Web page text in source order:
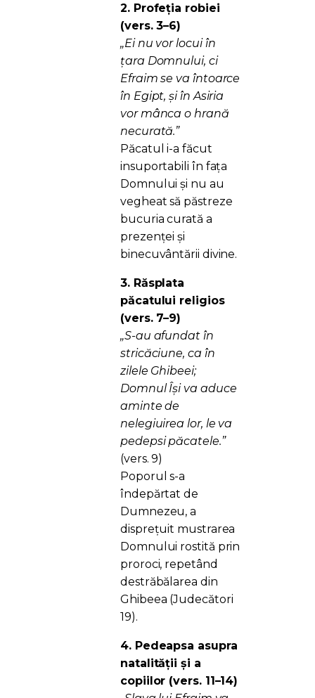
2. Profeția robiei
(vers. 3–6)
„Ei nu vor locui în
țara Domnului, ci
Efraim se va întoarce
în Egipt, și în Asiria
vor mânca o hrană
necurată.”
Păcatul i-a făcut
insuportabili în fața
Domnului și nu au
vegheat să păstreze
bucuria curată a
prezenței și
binecuvântării divine.
3. Răsplata
păcatului religios
(vers. 7–9)
„S-au afundat în
stricăciune, ca în
zilele Ghibeei;
Domnul Își va aduce
aminte de
nelegiuirea lor, le va
pedepsi păcatele.”
(vers. 9)
Poporul s-a
îndepărtat de
Dumnezeu, a
disprețuit mustrarea
Domnului rostită prin
proroci, repetând
destrăbălarea din
Ghibeea (Judecători
19).
4. Pedeapsa asupra
natalității și a
copiilor (vers. 11–14)